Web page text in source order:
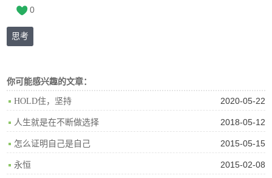
0
思考
你可能感兴趣的文章：
2020-05-22
HOLD住，坚持
2018-05-12
人生就是在不断做选择
2015-05-15
怎么证明自己是自己
2015-02-08
永恒